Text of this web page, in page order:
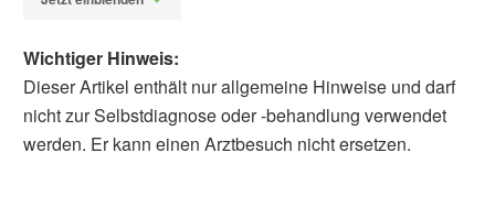
Wichtiger Hinweis:
Dieser Artikel enthält nur allgemeine Hinweise und darf
nicht zur Selbstdiagnose oder -behandlung verwendet
werden. Er kann einen Arztbesuch nicht ersetzen.